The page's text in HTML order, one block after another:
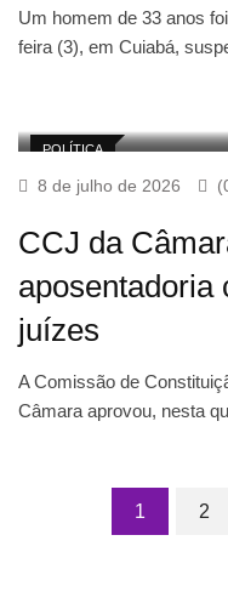
Um homem de 33 anos
feira (3), em Cuiabá,
POLÍTICA
8 de julho de 2026
CCJ da
aposentadoria
juízes
A Comissão de
Câmara aprovou, nesta
1 2